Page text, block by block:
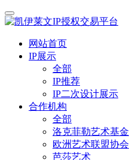
网站首页
IP展示
全部
IP推荐
IP二次设计展示
合作机构
全部
洛克菲勒艺术基金
欧洲艺术联盟协会
芭莎艺术